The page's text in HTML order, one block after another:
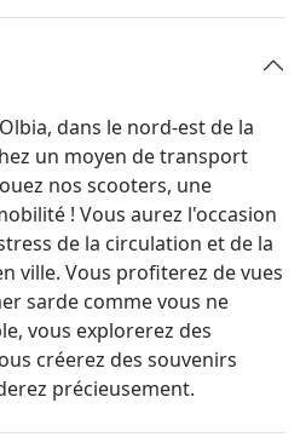
dans le nord-est de la
un moyen de transport
nos scooters, une
! Vous aurez l'occasion
de la circulation et de la
ville. Vous profiterez de vues
sarde comme vous ne
vous explorerez des
créerez des souvenirs
précieusement.